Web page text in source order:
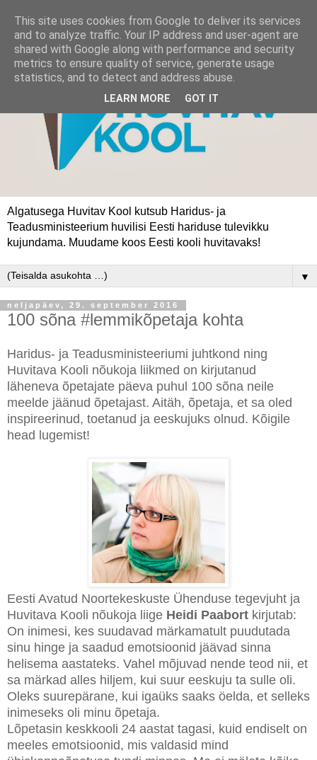
Algatusega Huvitav Kool kutsub Haridus- ja
Teadusministeerium huvilisi Eesti hariduse tulevikku
kujundama. Muudame koos Eesti kooli huvitavaks!
▼
neljapäev, 29. september 2016
100 sõna #lemmikõpetaja kohta
Haridus- ja Teadusministeeriumi juhtkond ning
Huvitava Kooli nõukoja liikmed on kirjutanud
läheneva õpetajate päeva puhul 100 sõna neile
meelde jäänud õpetajast. Aitäh, õpetaja, et sa oled
inspireerinud, toetanud ja eeskujuks olnud. Kõigile
head lugemist!
Eesti Avatud Noortekeskuste Ühenduse tegevjuht ja
Huvitava Kooli nõukoja liige Heidi Paabort kirjutab:
On inimesi, kes suudavad märkamatult puudutada
sinu hinge ja saadud emotsioonid jäävad sinna
helisema aastateks. Vahel mõjuvad nende teod nii, et
sa märkad alles hiljem, kui suur eeskuju ta sulle oli.
Oleks suurepärane, kui igaüks saaks öelda, et selleks
inimeseks oli minu õpetaja.
Lõpetasin keskkooli 24 aastat tagasi, kuid endiselt on
meeles emotsioonid, mis valdasid mind
This site uses cookies from Google to deliver its services
and to analyze traffic. Your IP address and user-agent are
shared with Google along with performance and security
metrics to ensure quality of service, generate usage
statistics, and to detect and address abuse.
LEARN MORE GOT IT